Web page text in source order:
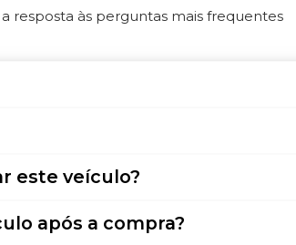
a resposta às perguntas mais frequentes
este veículo?
após a compra?